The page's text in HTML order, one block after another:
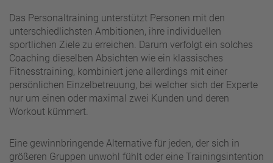
Das Personaltraining unterstützt Personen mit den
unterschiedlichsten Ambitionen, ihre individuellen
sportlichen Ziele zu erreichen. Darum verfolgt ein solches
Coaching dieselben Absichten wie ein klassisches
Fitnesstraining, kombiniert jene allerdings mit einer
persönlichen Einzelbetreuung, bei welcher sich der Experte
nur um einen oder maximal zwei Kunden und deren
Workout kümmert.
Eine gewinnbringende Alternative für jeden, der sich in
größeren Gruppen unwohl fühlt oder eine Trainingsintention